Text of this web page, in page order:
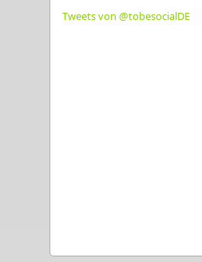
Tweets von @tobesocialDE